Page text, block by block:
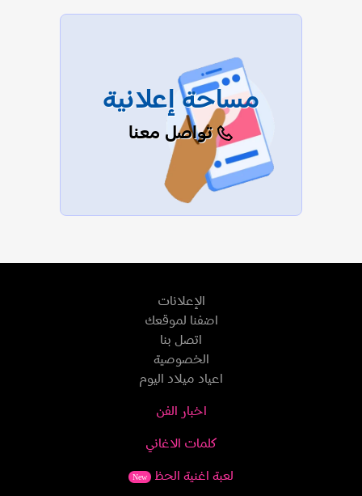
عرض الكل
مساحة إعلانية
تواصل معنا
الإعلانات
اضفنا لموقعك
اتصل بنا
الخصوصية
اعياد ميلاد اليوم
اخبار الفن
كلمات الاغاني
لعبة اغنية الحظ New